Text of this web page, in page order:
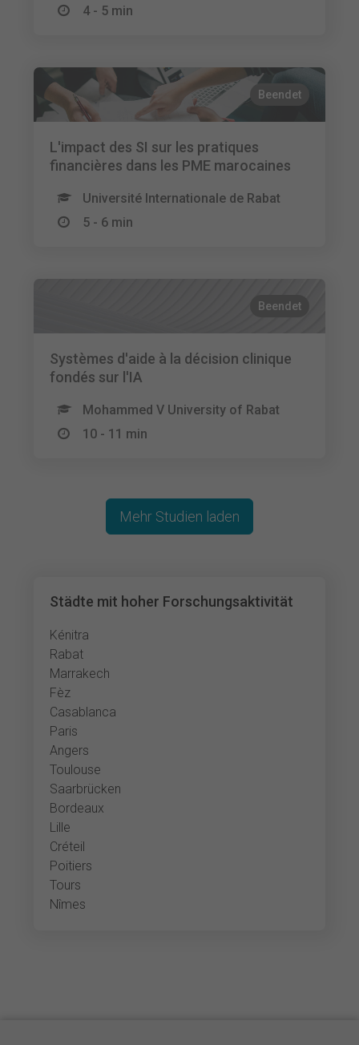
4 - 5 min
Beendet
L'impact des SI sur les pratiques
financières dans les PME marocaines
Université Internationale de Rabat
5 - 6 min
Beendet
Systèmes d'aide à la décision clinique
fondés sur l'IA
Mohammed V University of Rabat
10 - 11 min
Städte mit hoher Forschungsaktivität
Kénitra
Rabat
Marrakech
Fèz
Casablanca
Paris
Angers
Toulouse
Saarbrücken
Bordeaux
Lille
Créteil
Poitiers
Tours
Nîmes
Mehr Studien laden